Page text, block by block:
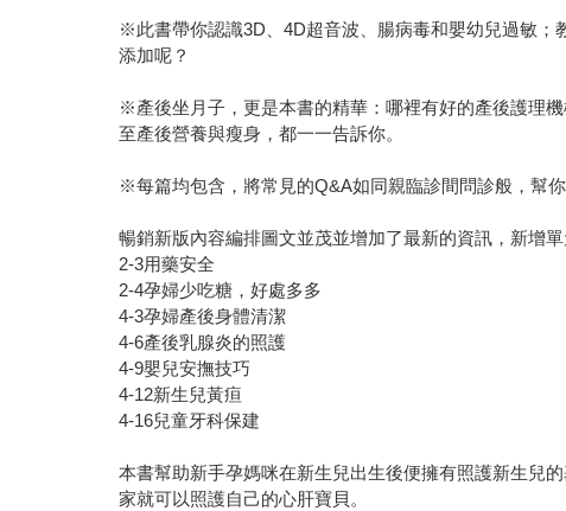
※此書帶你認識3D、4D超音波、腸病毒和嬰幼兒過敏；
添加呢？
※產後坐月子，更是本書的精華：哪裡有好的產後護理
至產後營養與瘦身，都一一告訴你。
※每篇均包含，將常見的Q&A如同親臨診間問診般，幫你
暢銷新版內容編排圖文並茂並增加了最新的資訊，新增單
2-3用藥安全
2-4孕婦少吃糖，好處多多
4-3孕婦產後身體清潔
4-6產後乳腺炎的照護
4-9嬰兒安撫技巧
4-12新生兒黃疸
4-16兒童牙科保建
本書幫助新手孕媽咪在新生兒出生後便擁有照護新生兒
家就可以照護自己的心肝寶貝。